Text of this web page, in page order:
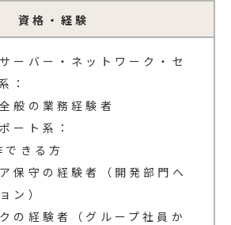
資格・経験
ーバー・ネットワーク・セ
：
般の業務経験者
ート系：
できる方
保守の経験者（開発部門へ
ン）
の経験者（グループ社員か